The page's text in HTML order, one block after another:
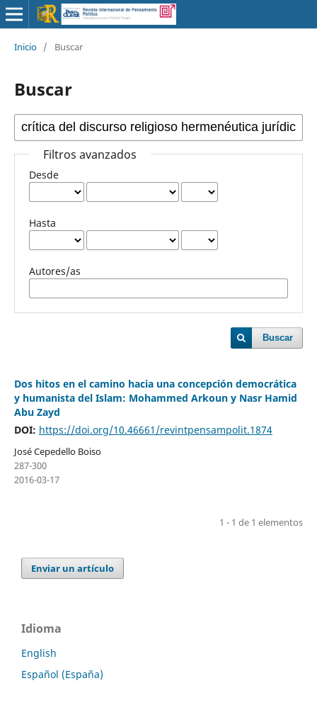
Inicio / Buscar
Buscar
Filtros avanzados
Desde
Hasta
Autores/as
Buscar
Dos hitos en el camino hacia una concepción democrática
y humanista del Islam: Mohammed Arkoun y Nasr Hamid
Abu Zayd
DOI: https://doi.org/10.46661/revintpensampolit.1874
José Cepedello Boiso
287-300
2016-03-17
1 - 1 de 1 elementos
Enviar un artículo
Idioma
English
Español (España)